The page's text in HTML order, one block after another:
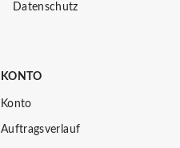
Datenschutz
KONTO
Konto
Auftragsverlauf